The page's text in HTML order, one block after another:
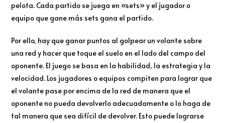
pelota. Cada partido se juega en «sets» y el jugador o
equipo que gane más sets gana el partido.
Por ello, hay que ganar puntos al golpear un volante sobre
una red y hacer que toque el suelo en el lado del campo del
oponente. El juego se basa en la habilidad, la estrategia y la
velocidad. Los jugadores o equipos compiten para lograr que
el volante pase por encima de la red de manera que el
oponente no pueda devolverlo adecuadamente o lo haga de
tal manera que sea difícil de devolver. Esto puede lograrse